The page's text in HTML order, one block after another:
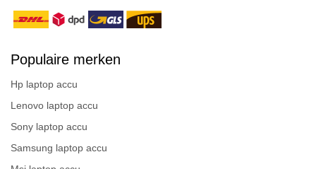
Populaire merken
Hp laptop accu
Lenovo laptop accu
Sony laptop accu
Samsung laptop accu